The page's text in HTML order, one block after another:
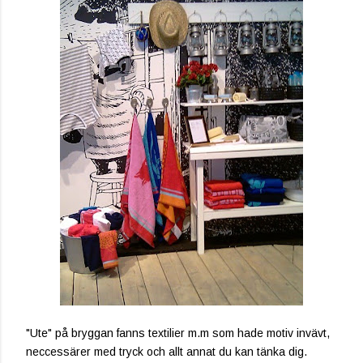
"Ute" på bryggan fanns textilier m.m som hade motiv invävt,
neccessärer med tryck och allt annat du kan tänka dig.